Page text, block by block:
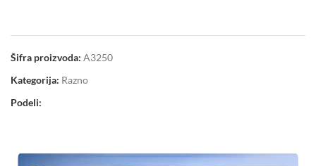
Šifra proizvoda: A3250
Kategorija: Razno
Podeli: